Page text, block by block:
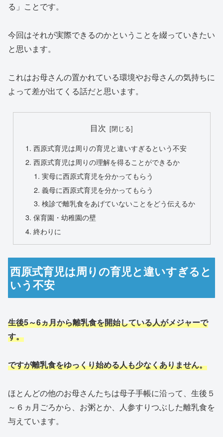
る」ことです。
今回はそれが実際できるのかということを綴っていきたい
と思います。
これはお母さんの置かれている環境やお母さんの気持ちに
よって差が出てくる話だと思います。
目次
西原式育児は周りの育児と違いすぎるという不安
西原式育児は周りの理解を得ることができるか
実母に西原式育児を分かってもらう
義母に西原式育児を分かってもらう
検診で離乳食をあげていないことをどう伝えるか
保育園・幼稚園の壁
終わりに
西原式育児は周りの育児と違いすぎると
いう不安
生後5～6ヵ月から離乳食を開始している人がメジャーで
す。
ですが離乳食をゆっくり始める人も少なくありません。
ほとんどの他のお母さんたちは母子手帳に沿って、生後５
～６ヵ月ごろから、お粥とか、人参すりつぶした離乳食を
与えています。